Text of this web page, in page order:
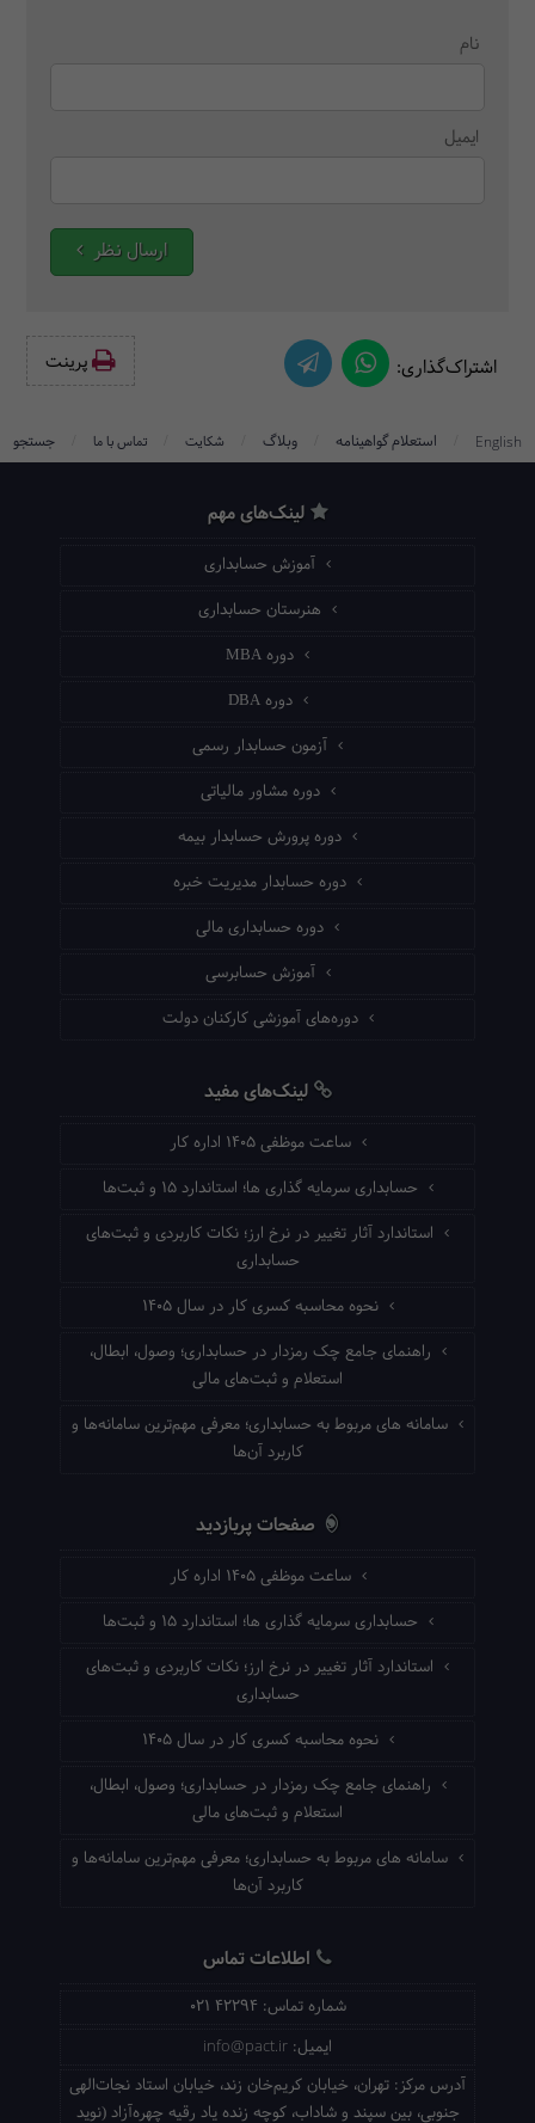
نام
ایمیل
ارسال نظر
اشتراک‌گذاری: پرینت‌
English استعلام گواهینامه وبلاگ شکایت تماس با ما جستجو
لینک‌های مهم
آموزش حسابداری
هنرستان حسابداری
دوره MBA
دوره DBA
آزمون حسابدار رسمی
دوره مشاور مالیاتی
دوره پرورش حسابدار بیمه
دوره حسابدار مدیریت خبره
دوره حسابداری مالی
آموزش حسابرسی
دوره‌های آموزشی کارکنان دولت
لینک‌های مفید
ساعت موظفی ۱۴۰۵ اداره کار
حسابداری سرمایه گذاری ها؛ استاندارد ۱۵ و ثبت‌ها
استاندارد آثار تغییر در نرخ ارز؛ نکات کاربردی و ثبت‌های
حسابداری
نحوه محاسبه کسری کار در سال ۱۴۰۵
راهنمای جامع چک رمزدار در حسابداری؛ وصول، ابطال،
استعلام و ثبت‌های مالی
سامانه های مربوط به حسابداری؛ معرفی مهم‌ترین سامانه‌ها و
کاربرد آن‌ها
صفحات پربازدید
ساعت موظفی ۱۴۰۵ اداره کار
حسابداری سرمایه گذاری ها؛ استاندارد ۱۵ و ثبت‌ها
استاندارد آثار تغییر در نرخ ارز؛ نکات کاربردی و ثبت‌های
حسابداری
نحوه محاسبه کسری کار در سال ۱۴۰۵
راهنمای جامع چک رمزدار در حسابداری؛ وصول، ابطال،
استعلام و ثبت‌های مالی
سامانه های مربوط به حسابداری؛ معرفی مهم‌ترین سامانه‌ها و
کاربرد آن‌ها
اطلاعات تماس
شماره تماس: 021 42294
ایمیل: info@pact.ir
آدرس مرکز: تهران، خیابان کریم‌خان زند، خیابان استاد نجات‌الهی
جنوبی، بین سپند و شاداب، کوچه زنده یاد رقیه چهره‌آزاد (نوید